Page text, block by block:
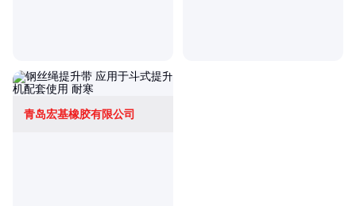
青岛宏基橡胶有限公司